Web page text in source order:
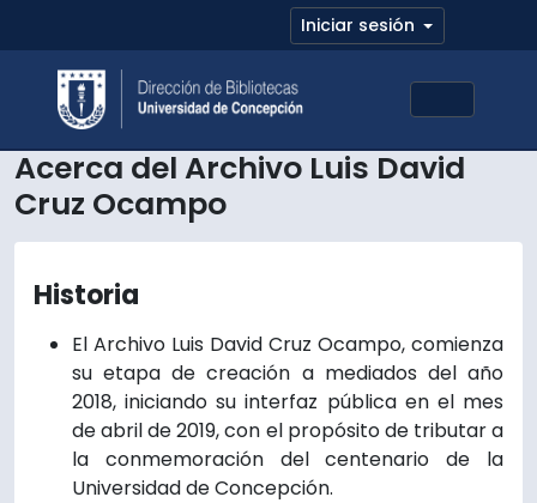
Iniciar sesión
Toggle
Acerca del Archivo Luis David
Cruz Ocampo
Historia
El Archivo Luis David Cruz Ocampo, comienza
su etapa de creación a mediados del año
2018, iniciando su interfaz pública en el mes
de abril de 2019, con el propósito de tributar a
la conmemoración del centenario de la
Universidad de Concepción.